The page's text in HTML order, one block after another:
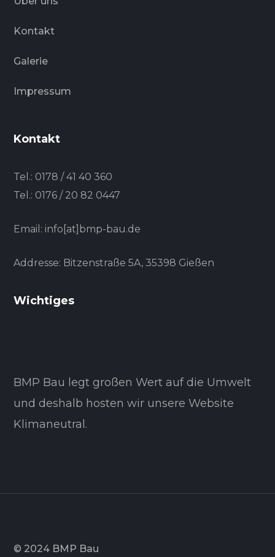
Kontakt
Galerie
Impressum
Kontakt
Tel.: 0178 / 41 40 360
Tel.: 0176 / 20 82 0447
Email: info[at]bmp-bau.de
Addresse: Bitzenstraße 5A, 35398 Gießen
Wichtiges
BMP Bau legt großen Wert auf die Umwelt
und deshalb hosten wir unsere Website
Klimaneutral.
© 2024 BMP Bau